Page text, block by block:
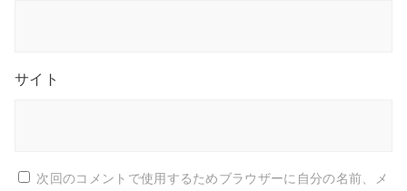
サイト
次回のコメントで使用するためブラウザーに自分の名前、メ